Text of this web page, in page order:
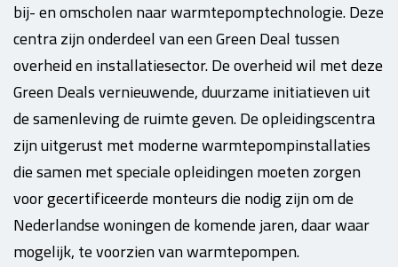
bij- en omscholen naar warmtepomptechnologie. Deze
centra zijn onderdeel van een Green Deal tussen
overheid en installatiesector. De overheid wil met deze
Green Deals vernieuwende, duurzame initiatieven uit
de samenleving de ruimte geven. De opleidingscentra
zijn uitgerust met moderne warmtepompinstallaties
die samen met speciale opleidingen moeten zorgen
voor gecertificeerde monteurs die nodig zijn om de
Nederlandse woningen de komende jaren, daar waar
mogelijk, te voorzien van warmtepompen.